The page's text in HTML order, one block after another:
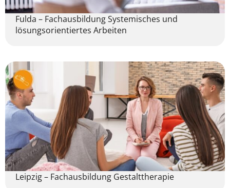
Fulda – Fachausbildung Systemisches und
lösungsorientiertes Arbeiten
Leipzig – Fachausbildung Gestalttherapie